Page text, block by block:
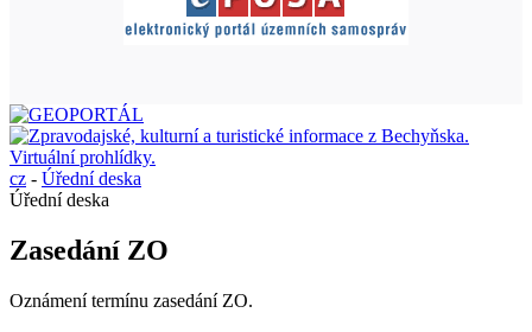
cz - Úřední deska
Úřední deska
Zasedání ZO
Oznámení termínu zasedání ZO.